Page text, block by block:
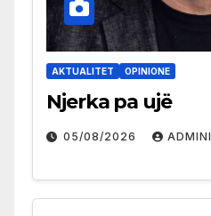
AKTUALITET OPINIONE
Njerka pa ujë
05/08/2026 ADMINI